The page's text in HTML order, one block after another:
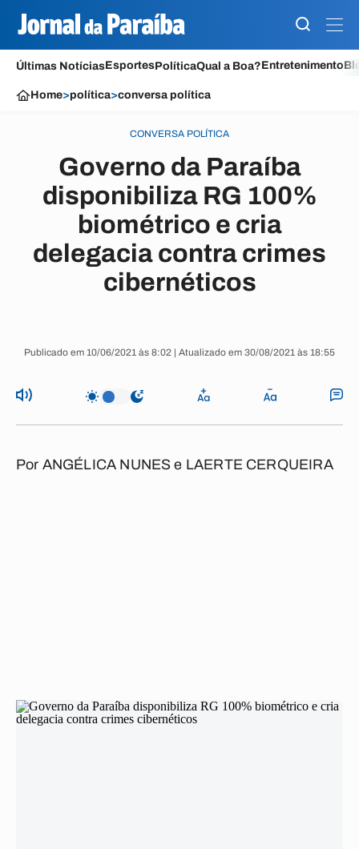
Últimas NotíciasEsportesPolíticaQual a Boa?Entretenimento
Home>política>conversa política
CONVERSA POLÍTICA
Governo da Paraíba
disponibiliza RG 100%
biométrico e cria
delegacia contra crimes
cibernéticos
Publicado em 10/06/2021 às 8:02 | Atualizado em 30/08/2021 às 18:55
Por ANGÉLICA NUNES e LAERTE CERQUEIRA